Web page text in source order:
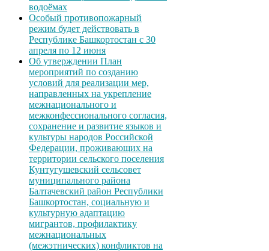
водоёмах
Особый противопожарный
режим будет действовать в
Республике Башкортостан с 30
апреля по 12 июня
Об утверждении План
мероприятий по созданию
условий для реализации мер,
направленных на укрепление
межнационального и
межконфессионального согласия,
сохранение и развитие языков и
культуры народов Российской
Федерации, проживающих на
территории сельского поселения
Кунтугушевский сельсовет
муниципального района
Балтачевский район Республики
Башкортостан, социальную и
культурную адаптацию
мигрантов, профилактику
межнациональных
(межэтнических) конфликтов на